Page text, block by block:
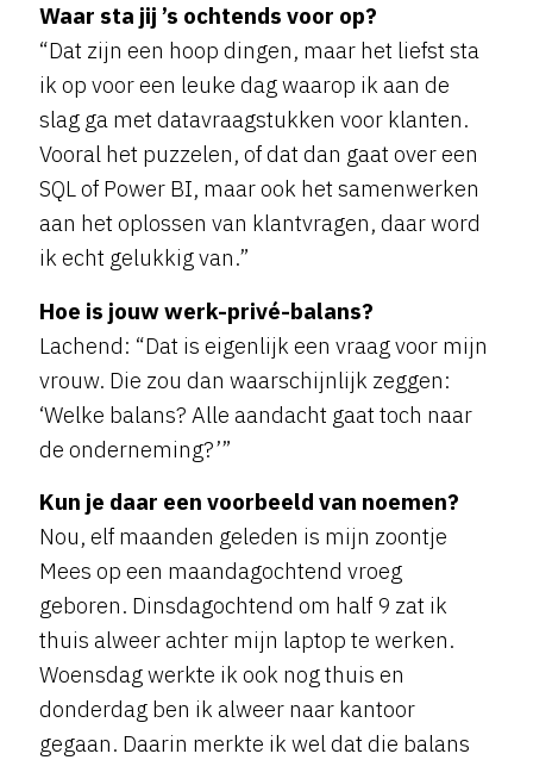
Waar sta jij ’s ochtends voor op?
“Dat zijn een hoop dingen, maar het liefst sta
ik op voor een leuke dag waarop ik aan de
slag ga met datavraagstukken voor klanten.
Vooral het puzzelen, of dat dan gaat over een
SQL of Power BI, maar ook het samenwerken
aan het oplossen van klantvragen, daar word
ik echt gelukkig van.”
Hoe is jouw werk-privé-balans?
Lachend: “Dat is eigenlijk een vraag voor mijn
vrouw. Die zou dan waarschijnlijk zeggen:
‘Welke balans? Alle aandacht gaat toch naar
de onderneming?’”
Kun je daar een voorbeeld van noemen?
Nou, elf maanden geleden is mijn zoontje
Mees op een maandagochtend vroeg
geboren. Dinsdagochtend om half 9 zat ik
thuis alweer achter mijn laptop te werken.
Woensdag werkte ik ook nog thuis en
donderdag ben ik alweer naar kantoor
gegaan. Daarin merkte ik wel dat die balans